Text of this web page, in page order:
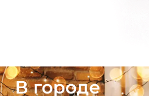
В городе